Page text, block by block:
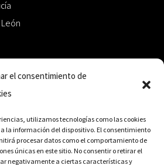
el consentimiento de
utilizamos tecnologías como las cookies
la información del dispositivo. El consentimiento
procesar datos como el comportamiento de
únicas en este sitio. No consentir o retirar el
negativamente a ciertas características y